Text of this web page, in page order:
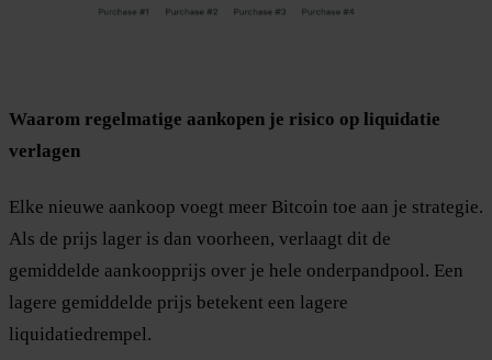
Waarom regelmatige aankopen je risico op liquidatie
verlagen
Elke nieuwe aankoop voegt meer Bitcoin toe aan je strategie.
Als de prijs lager is dan voorheen, verlaagt dit de
gemiddelde aankoopprijs over je hele onderpandpool. Een
lagere gemiddelde prijs betekent een lagere
liquidatiedrempel.